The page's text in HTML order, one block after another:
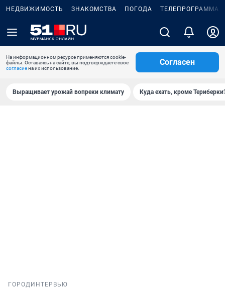
НЕДВИЖИМОСТЬ ЗНАКОМСТВА ПОГОДА ТЕЛЕПРОГРАММА
На информационном ресурсе применяются cookie-
файлы. Оставаясь на сайте, вы подтверждаете свое
согласиена их использование.
Согласен
Выращивает урожай вопреки климату Куда ехать, кроме
ГОРОД ИНТЕРВЬЮ